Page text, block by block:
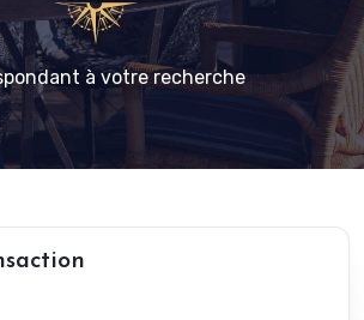
à votre recherche